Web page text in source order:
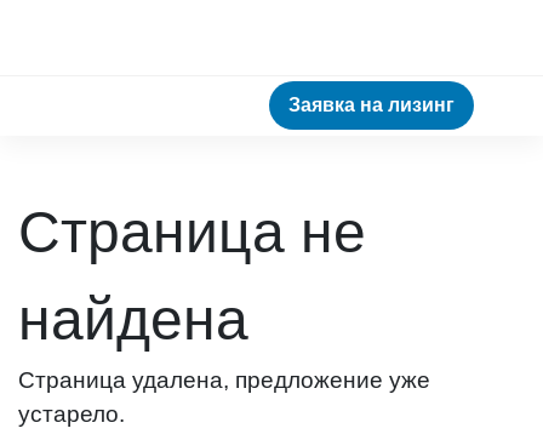
Заявка на лизинг
Страница не
найдена
Страница удалена, предложение уже
устарело.